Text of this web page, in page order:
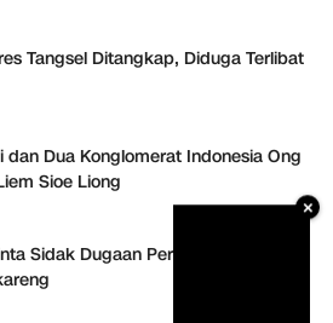
Tangsel Ditangkap, Diduga Terlibat
dan Dua Konglomerat Indonesia Ong
Sioe Liong
Sidak Dugaan Perakitan HP
×